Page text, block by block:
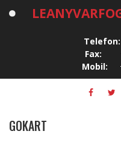
Telefon:
Fax:
Mobil:
GOKART